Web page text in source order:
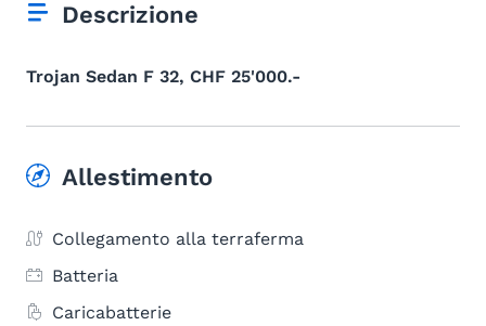
Descrizione
Trojan Sedan F 32, CHF 25'000.-
Allestimento
Collegamento alla terraferma
Batteria
Caricabatterie